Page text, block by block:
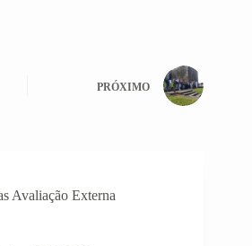
PRÓXIMO
Avaliação Externa